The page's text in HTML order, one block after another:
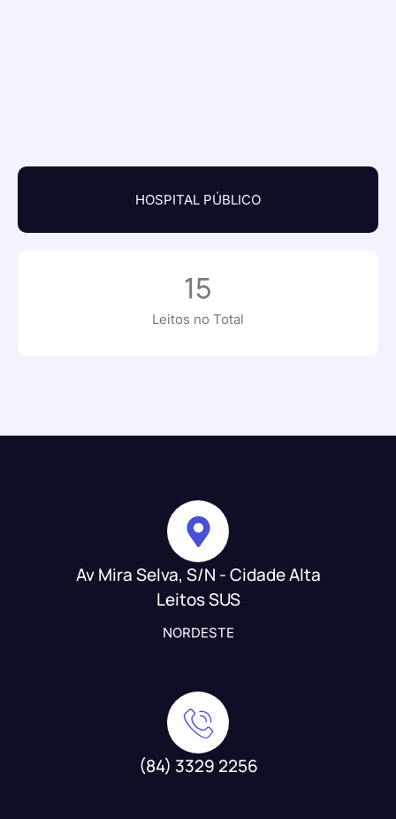
HOSPITAL PÚBLICO
Leitos no Total
15
Av Mira Selva, S/N - Cidade Alta
Leitos SUS
NORDESTE
(84) 3329 2256